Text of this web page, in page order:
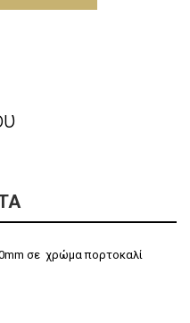
σε χρώμα πορτοκαλί